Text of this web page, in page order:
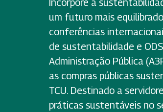
Incorpore a
um futuro mais
conferências
de sustentabilidade e
Administração Pública
as compras públicas
TCU. Destinado a
práticas sustentáveis no